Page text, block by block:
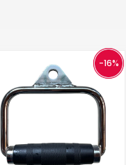
-16%